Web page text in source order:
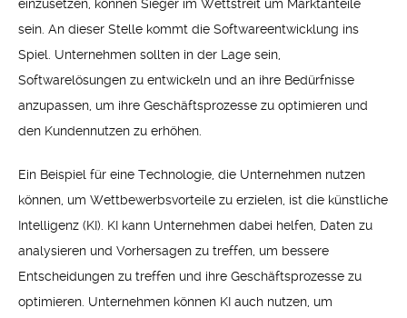
einzusetzen, können Sieger im Wettstreit um Marktanteile
sein. An dieser Stelle kommt die Softwareentwicklung ins
Spiel. Unternehmen sollten in der Lage sein,
Softwarelösungen zu entwickeln und an ihre Bedürfnisse
anzupassen, um ihre Geschäftsprozesse zu optimieren und
den Kundennutzen zu erhöhen.
Ein Beispiel für eine Technologie, die Unternehmen nutzen
können, um Wettbewerbsvorteile zu erzielen, ist die künstliche
Intelligenz (KI). KI kann Unternehmen dabei helfen, Daten zu
analysieren und Vorhersagen zu treffen, um bessere
Entscheidungen zu treffen und ihre Geschäftsprozesse zu
optimieren. Unternehmen können KI auch nutzen, um